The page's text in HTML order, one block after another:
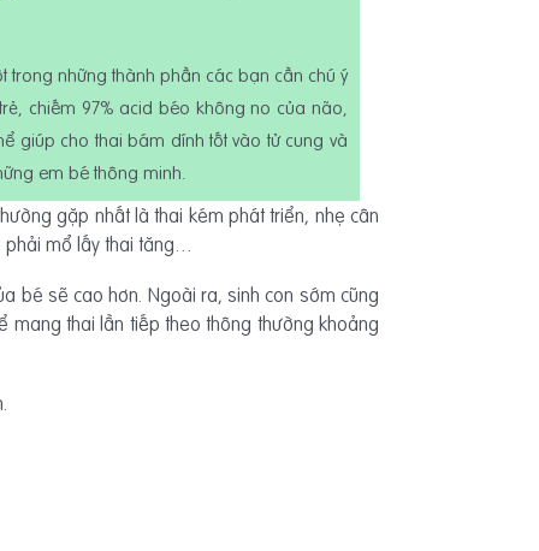
trong những thành phần các bạn cần chú ý
chiếm 97% acid béo không no của não,
giúp cho thai bám dính tốt vào tử cung và
em bé thông minh.
gặp nhất là thai kém phát triển, nhẹ cân
phải mổ lấy thai tăng…
bé sẽ cao hơn. Ngoài ra, sinh con sớm cũng
mang thai lần tiếp theo thông thường khoảng